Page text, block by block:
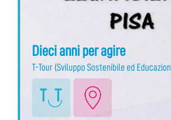
Dieci anni per agire
T-Tour (Sviluppo Sostenibile ed